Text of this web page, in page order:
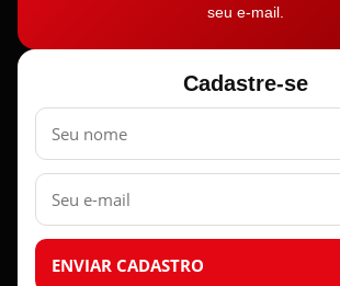
seu e-mail.
Cadastre-se
Nome
E-
mail
ENVIAR CADASTRO